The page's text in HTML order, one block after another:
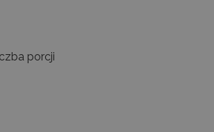
porcji